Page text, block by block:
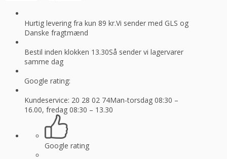
Hurtig levering fra kun 89 kr.Vi sender med GLS og
Danske fragtmænd
Bestil inden klokken 13.30Så sender vi lagervarer
samme dag
Google rating:
Kundeservice: 20 28 02 74Man-torsdag 08:30 –
16.00, fredag 08:30 – 13.30
Google rating